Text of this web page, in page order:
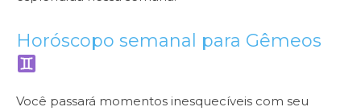
Horóscopo semanal para Gêmeos
Você passará momentos inesquecíveis com seu